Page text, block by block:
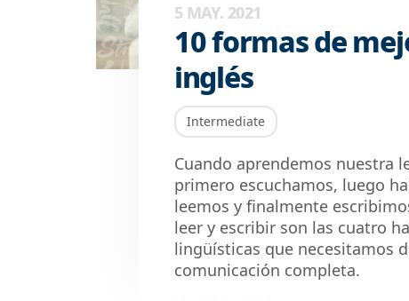
5 MAY. 2021
10 formas de
inglés
Intermediate
Cuando aprendemos nuestra
primero escuchamos, luego
leemos y finalmente
leer y escribir son las cuatro
lingüísticas que necesitamos
comunicación completa.